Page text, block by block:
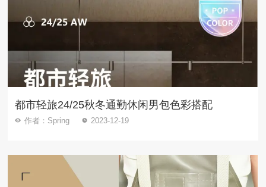
都市轻旅24/25秋冬通勤休闲男包色彩搭配
作者：Spring 2023-12-19